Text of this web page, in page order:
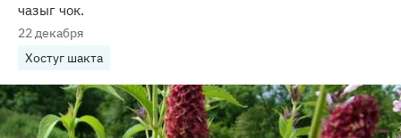
чазыг чок.
22 декабря
Хостуг шакта